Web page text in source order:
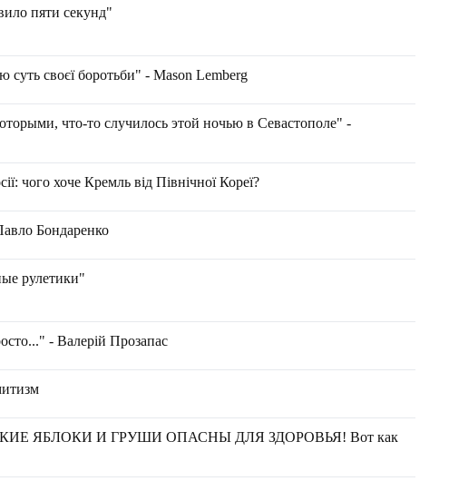
пяти секунд"
своєї боротьби" - Mason Lemberg
что-то случилось этой ночью в Севастополе" -
чого хоче Кремль від Північної Кореї?
Бондаренко
рулетики"
- Валерій Прозапас
ЯБЛОКИ И ГРУШИ ОПАСНЫ ДЛЯ ЗДОРОВЬЯ! Вот как